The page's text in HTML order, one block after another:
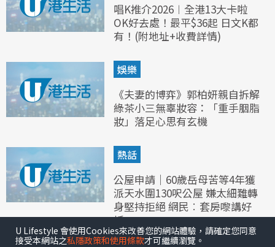
唱K推介2026︱全港13大卡啦
OK好去處！最平$36起 日文K都
有！(附地址+收費詳情)
娛樂
《夫妻的博弈》郭柏妍親自拆解
綠茶小三無辜妝容：「重手胭脂
妝」落足心思有玄機
熱話
公屋申請｜60歲岳母苦等4年獲
派天水圍130呎公屋 嫌太細難轉
身堅持拒絕 網民︰套房嚟講好
抵
U Lifestyle 會使用Cookies來改善您的網站體驗，請確定您同意
接受本網站之私隱政策和使用條款才可繼續瀏覽。